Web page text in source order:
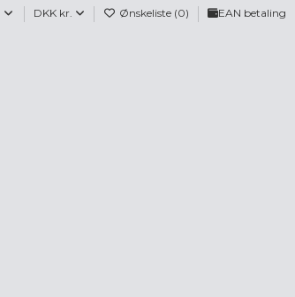
DKK kr. Ønskeliste (0) EAN betaling